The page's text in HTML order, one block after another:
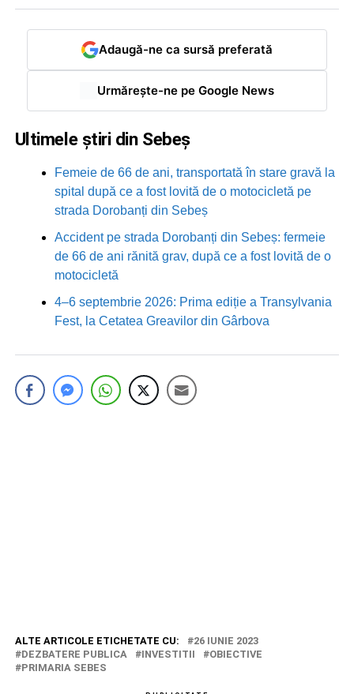
Adaugă-ne ca sursă preferată
Urmărește-ne pe Google News
Ultimele știri din Sebeș
Femeie de 66 de ani, transportată în stare gravă la
spital după ce a fost lovită de o motocicletă pe
strada Dorobanți din Sebeș
Accident pe strada Dorobanți din Sebeș: fermeie
de 66 de ani rănită grav, după ce a fost lovită de o
motocicletă
4–6 septembrie 2026: Prima ediție a Transylvania
Fest, la Cetatea Greavilor din Gârbova
ALTE ARTICOLE ETICHETATE CU:
26 IUNIE 2023
DEZBATERE PUBLICA
INVESTITII
OBIECTIVE
PRIMARIA SEBES